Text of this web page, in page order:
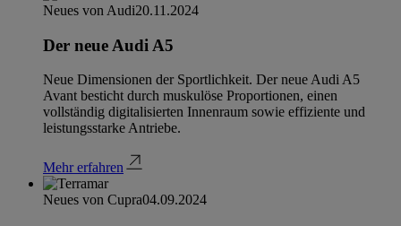
Neues von Audi20.11.2024
Der neue Audi A5
Neue Dimensionen der Sportlichkeit. Der neue Audi A5
Avant besticht durch muskulöse Proportionen, einen
vollständig digitalisierten Innenraum sowie effiziente und
leistungsstarke Antriebe.
Mehr erfahren
Neues von Cupra04.09.2024